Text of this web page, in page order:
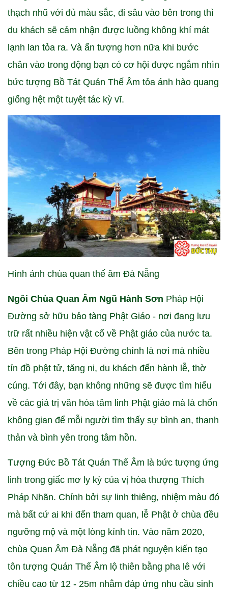
thạch nhũ với đủ màu sắc, đi sâu vào bên trong thì
du khách sẽ cảm nhận được luồng không khí mát
lạnh lan tỏa ra. Và ấn tượng hơn nữa khi bước
chân vào trong động bạn có cơ hội được ngắm nhìn
bức tượng Bồ Tát Quán Thế Âm tỏa ánh hào quang
giống hệt một tuyệt tác kỳ vĩ.
Hình ảnh chùa quan thế âm Đà Nẵng
Ngôi Chùa Quan Âm Ngũ Hành Sơn Pháp Hội
Đường sở hữu bảo tàng Phật Giáo - nơi đang lưu
trữ rất nhiều hiện vật cổ về Phật giáo của nước ta.
Bên trong Pháp Hội Đường chính là nơi mà nhiều
tín đồ phật tử, tăng ni, du khách đến hành lễ, thờ
cúng. Tới đây, bạn không những sẽ được tìm hiểu
về các giá trị văn hóa tâm linh Phật giáo mà là chốn
không gian để mỗi người tìm thấy sự bình an, thanh
thản và bình yên trong tâm hồn.
Tượng Đức Bồ Tát Quán Thế Âm là bức tượng ứng
linh trong giấc mơ ly kỳ của vị hòa thượng Thích
Pháp Nhãn. Chính bởi sự linh thiêng, nhiệm màu đó
mà bất cứ ai khi đến tham quan, lễ Phật ở chùa đều
ngưỡng mộ và một lòng kính tin. Vào năm 2020,
chùa Quan Âm Đà Nẵng đã phát nguyện kiến tạo
tôn tượng Quán Thế Âm lộ thiên bằng pha lê với
chiều cao từ 12 - 25m nhằm đáp ứng nhu cầu sinh